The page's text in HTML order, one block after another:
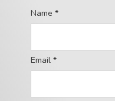
Name *
Email *